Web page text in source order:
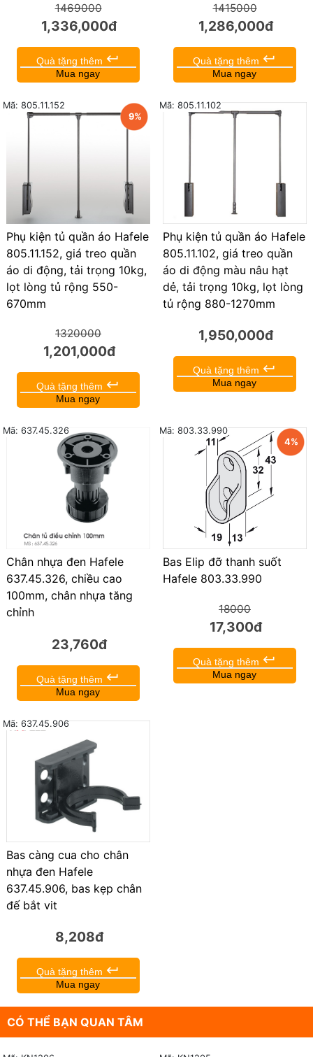
1469000
1,336,000đ
Quà tặng thêm keyboard_return
Mua ngay
1415000
1,286,000đ
Quà tặng thêm keyboard_return
Mua ngay
9%
Phụ kiện tủ quần áo Hafele
805.11.152, giá treo quần
áo di động, tải trọng 10kg,
lọt lòng tủ rộng 550-
670mm
Mã: 805.11.152
1320000
1,201,000đ
Quà tặng thêm keyboard_return
Mua ngay
Phụ kiện tủ quần áo Hafele
805.11.102, giá treo quần
áo di động màu nâu hạt
dẻ, tải trọng 10kg, lọt lòng
tủ rộng 880-1270mm
Mã: 805.11.102
1,950,000đ
Quà tặng thêm keyboard_return
Mua ngay
Chân nhựa đen Hafele
637.45.326, chiều cao
100mm, chân nhựa tăng
chỉnh
Mã: 637.45.326
23,760đ
Quà tặng thêm keyboard_return
Mua ngay
4%
Bas Elip đỡ thanh suốt
Hafele 803.33.990
Mã: 803.33.990
18000
17,300đ
Quà tặng thêm keyboard_return
Mua ngay
Bas càng cua cho chân
nhựa đen Hafele
637.45.906, bas kẹp chân
đế bắt vit
Mã: 637.45.906
8,208đ
Quà tặng thêm keyboard_return
Mua ngay
CÓ THỂ BẠN QUAN TÂM